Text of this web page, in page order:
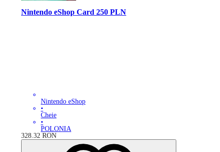
Nintendo eShop Card 250 PLN
Nintendo eShop
•
Cheie
•
POLONIA
328.32 RON